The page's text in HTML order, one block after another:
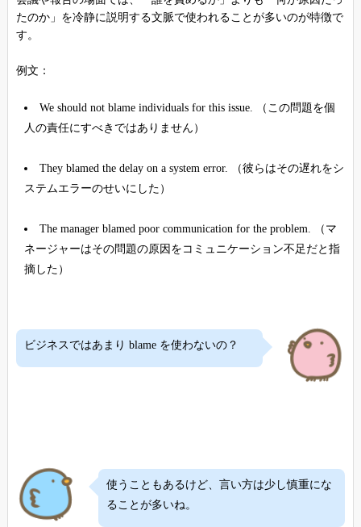
たのか」を冷静に説明する文脈で使われることが多いのが特徴で
す。
例文：
We should not blame individuals for this issue. （この問題を個
人の責任にすべきではありません）
They blamed the delay on a system error. （彼らはその遅れをシ
ステムエラーのせいにした）
The manager blamed poor communication for the problem. （マ
ネージャーはその問題の原因をコミュニケーション不足だと指
摘した）
ビジネスではあまり blame を使わないの？
使うこともあるけど、言い方は少し慎重にな
ることが多いね。